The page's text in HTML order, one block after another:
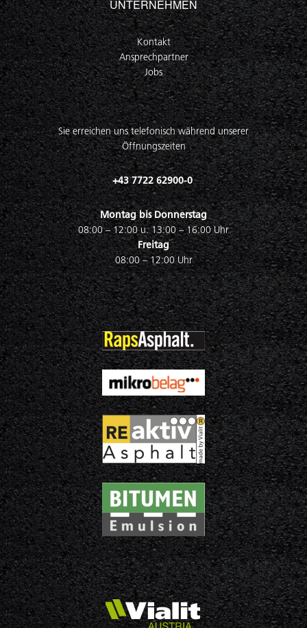
UNTERNEHMEN
Kontakt
Ansprechpartner
Jobs
Sie erreichen uns telefonisch während unserer
Öffnungszeiten
+43 7722 62900-0
Montag bis Donnerstag
08:00 – 12:00 u. 13:00 – 16:00 Uhr
Freitag
08:00 – 12:00 Uhr